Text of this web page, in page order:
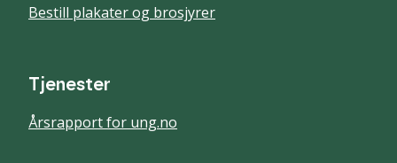
Bestill plakater og brosjyrer
Tjenester
Årsrapport for ung.no